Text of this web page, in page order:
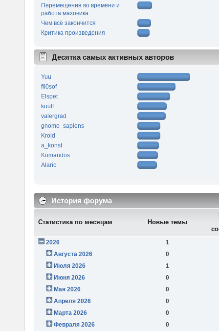
Перемещения во времени и
работа маховика
Чем всё закончится
Критика произведения
Десятка самых активных авторов
Yuu
fil0sof
Elspet
kuuff
valergrad
gnomo_sapiens
Kroid
a_konst
Komandos
Alaric
История форума
Статистика по месяцам Новые темы
2026
1
Августа 2026
0
Июля 2026
1
Июня 2026
0
Мая 2026
0
Апреля 2026
0
Марта 2026
0
Февраля 2026
0